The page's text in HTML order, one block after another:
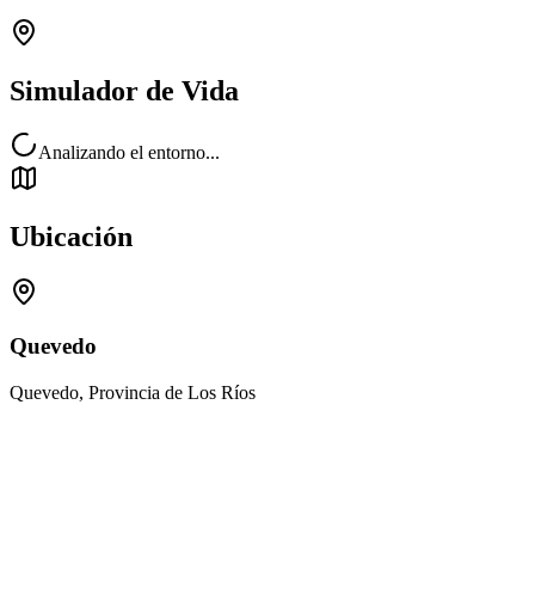
Simulador de Vida
Analizando el entorno...
Ubicación
Quevedo
Quevedo, Provincia de Los Ríos